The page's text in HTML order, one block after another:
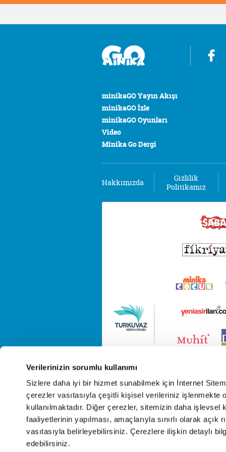
Verilerinizin sorumlu kullanımı
Sizlere daha iyi bir hizmet sunabilmek için İnternet
çerezler vasıtasıyla çeşitli kişisel verileriniz işlenmekte
kullanılmaktadır. Diğer çerezler, sitemizin daha
faaliyetlerinin yapılması, amaçlarıyla sınırlı olarak
vasıtasıyla belirleyebilirsiniz. Çerezlere ilişkin detaylı
edebilirsiniz.
minikaGO Yayın Akışı
minikaGO İzle
minikaGO Oyunları
Video
Minika Go Dergi
Hakkımızda
Gizlilik
Politikamız